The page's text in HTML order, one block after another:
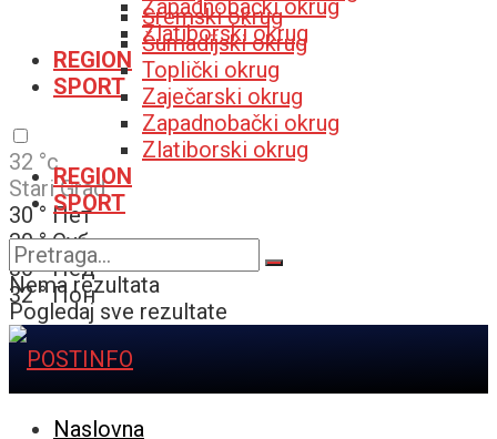
Zapadnobački okrug
Zlatiborski okrug
REGION
SPORT
32 °c
Stari Grad
30 ° Пет
30 ° Суб
30 ° Нед
32 ° Пон
Sremski okrug
Šumadijski okrug
Toplički okrug
Zaječarski okrug
Zapadnobački okrug
Zlatiborski okrug
REGION
SPORT
Nema rezultata
Pogledaj sve rezultate
Naslovna